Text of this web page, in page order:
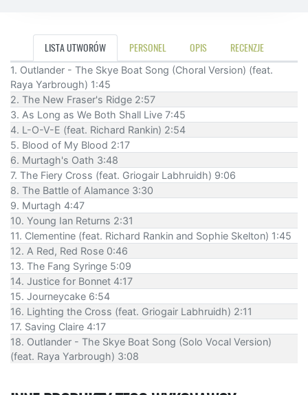
LISTA UTWORÓW PERSONEL OPIS RECENZJE
1. Outlander - The Skye Boat Song (Choral Version) (feat.
Raya Yarbrough) 1:45
2. The New Fraser's Ridge 2:57
3. As Long as We Both Shall Live 7:45
4. L-O-V-E (feat. Richard Rankin) 2:54
5. Blood of My Blood 2:17
6. Murtagh's Oath 3:48
7. The Fiery Cross (feat. Griogair Labhruidh) 9:06
8. The Battle of Alamance 3:30
9. Murtagh 4:47
10. Young Ian Returns 2:31
11. Clementine (feat. Richard Rankin and Sophie Skelton) 1:45
12. A Red, Red Rose 0:46
13. The Fang Syringe 5:09
14. Justice for Bonnet 4:17
15. Journeycake 6:54
16. Lighting the Cross (feat. Griogair Labhruidh) 2:11
17. Saving Claire 4:17
18. Outlander - The Skye Boat Song (Solo Vocal Version)
(feat. Raya Yarbrough) 3:08